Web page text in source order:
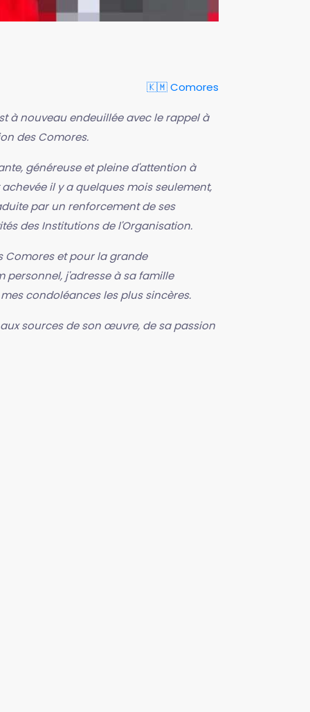
🇰🇲 Comores
à nouveau endeuillée avec le rappel à
des Comores.
généreuse et pleine d'attention à
il y a quelques mois seulement,
par un renforcement de ses
des Institutions de l'Organisation.
Comores et pour la grande
personnel, j'adresse à sa famille
condoléances les plus sincères.
sources de son œuvre, de sa passion